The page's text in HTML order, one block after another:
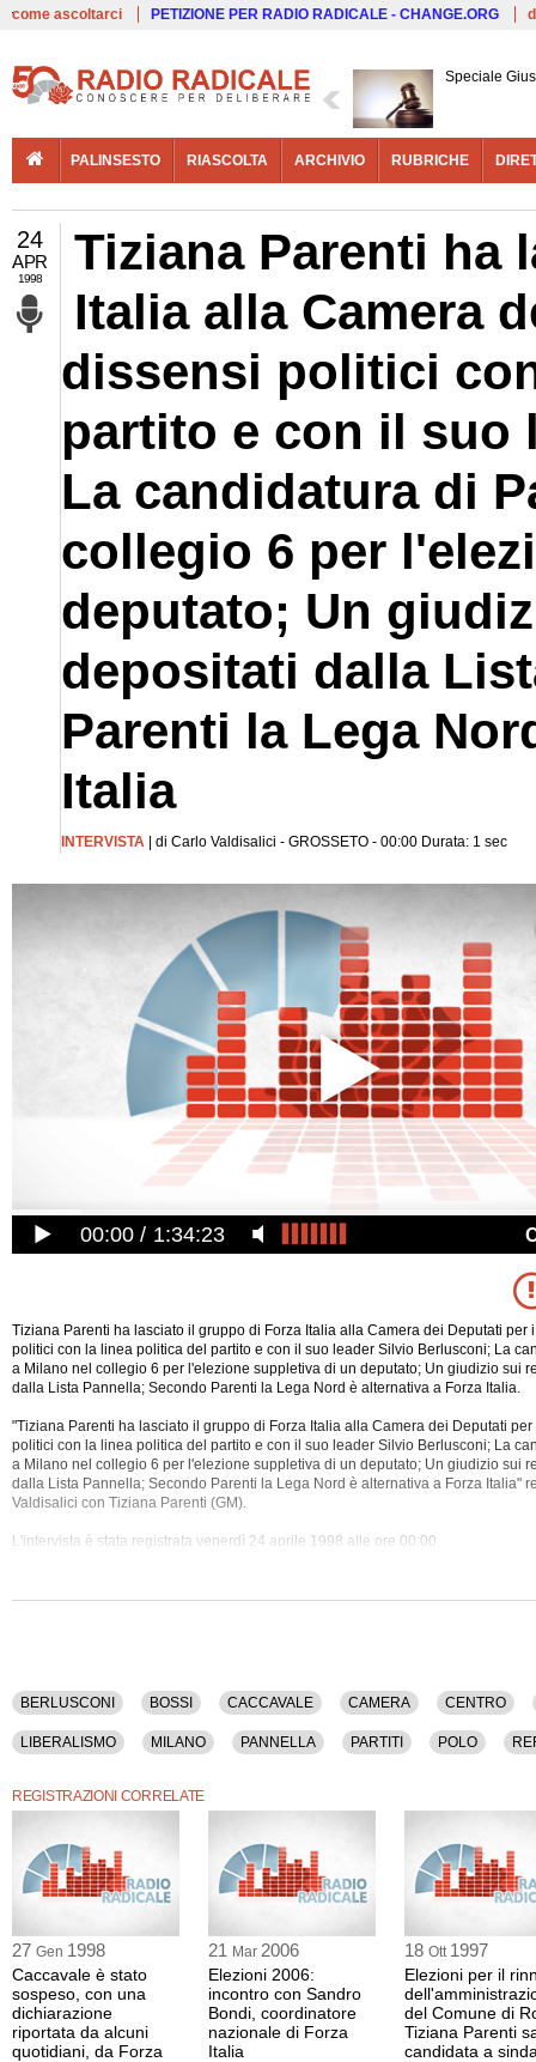
come ascoltarci PETIZIONE PER RADIO RADICALE - CHANGE.ORG
Speciale
PALINSESTO RIASCOLTA ARCHIVIO RUBRICHE
24
APR
1998
Tiziana Parenti ha
Italia alla Camera
dissensi politici
partito e con il suo
La candidatura di
collegio 6 per
deputato; Un
depositati dalla
Parenti la Lega
Italia
INTERVISTA | di Carlo Valdisalici - GROSSETO - 00:00 Durata: 1 sec
00:00 1:34:23
Tiziana Parenti ha lasciato il gruppo di Forza Italia alla Camera dei Deputati per
politici con la linea politica del partito e con il suo leader Silvio Berlusconi; La
a Milano nel collegio 6 per l'elezione suppletiva di un deputato; Un giudizio sui
dalla Lista Pannella; Secondo Parenti la Lega Nord è alternativa a Forza Italia.
"Tiziana Parenti ha lasciato il gruppo di Forza Italia alla Camera dei Deputati
politici con la linea politica del partito e con il suo leader Silvio Berlusconi; La
a Milano nel collegio 6 per l'elezione suppletiva di un deputato; Un giudizio sui
dalla Lista Pannella; Secondo Parenti la Lega Nord è alternativa a Forza Italia"
Valdisalici con Tiziana Parenti (GM).
L'intervista è stata registrata venerdì 24 aprile 1998 alle ore 00:00.
Centro, Democrazia, Destra, Federalismo, Forza Italia, Lega Nord, Liberalismo,
BERLUSCONI BOSSI CACCAVALE CAMERA CENTRO
LIBERALISMO MILANO PANNELLA PARTITI POLO
REGISTRAZIONI CORRELATE
27 Gen 1998
Caccavale è stato
sospeso, con una
dichiarazione
riportata da alcuni
quotidiani, da Forza
21 Mar 2006
Elezioni 2006:
incontro con Sandro
Bondi, coordinatore
nazionale di Forza
Italia
18 Ott 1997
Elezioni per il
del Comune di
Tiziana Parenti
candidata a